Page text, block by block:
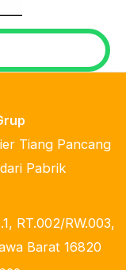
Tiang Pancang
Pabrik
RT.002/RW.003,
Barat 16820